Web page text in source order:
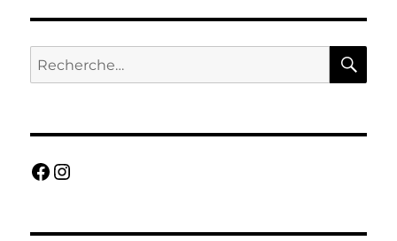
Recherche
pour :
Facebook
Instagram